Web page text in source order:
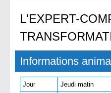
L'EXPERT-
Informations
Jour Jeudi matin